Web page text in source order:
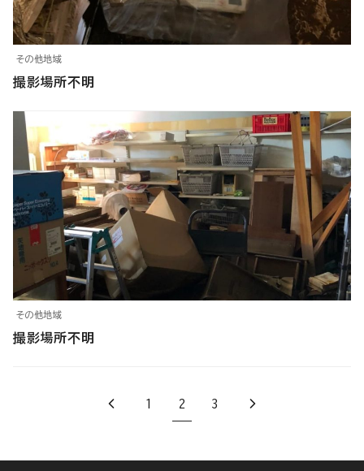
その他地域
撮影場所不明
その他地域
撮影場所不明
1 2 3